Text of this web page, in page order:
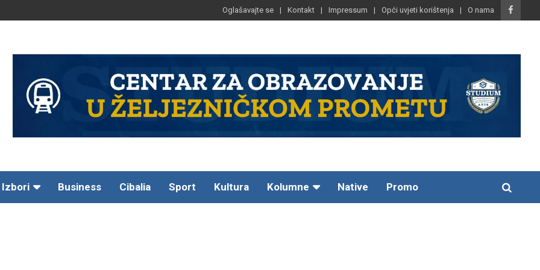
Oglašavajte se Kontakt Impressum Opći uvjeti korištenja O nama
Izbori Business Cibalia Sport Kultura Kolumne Native Promo